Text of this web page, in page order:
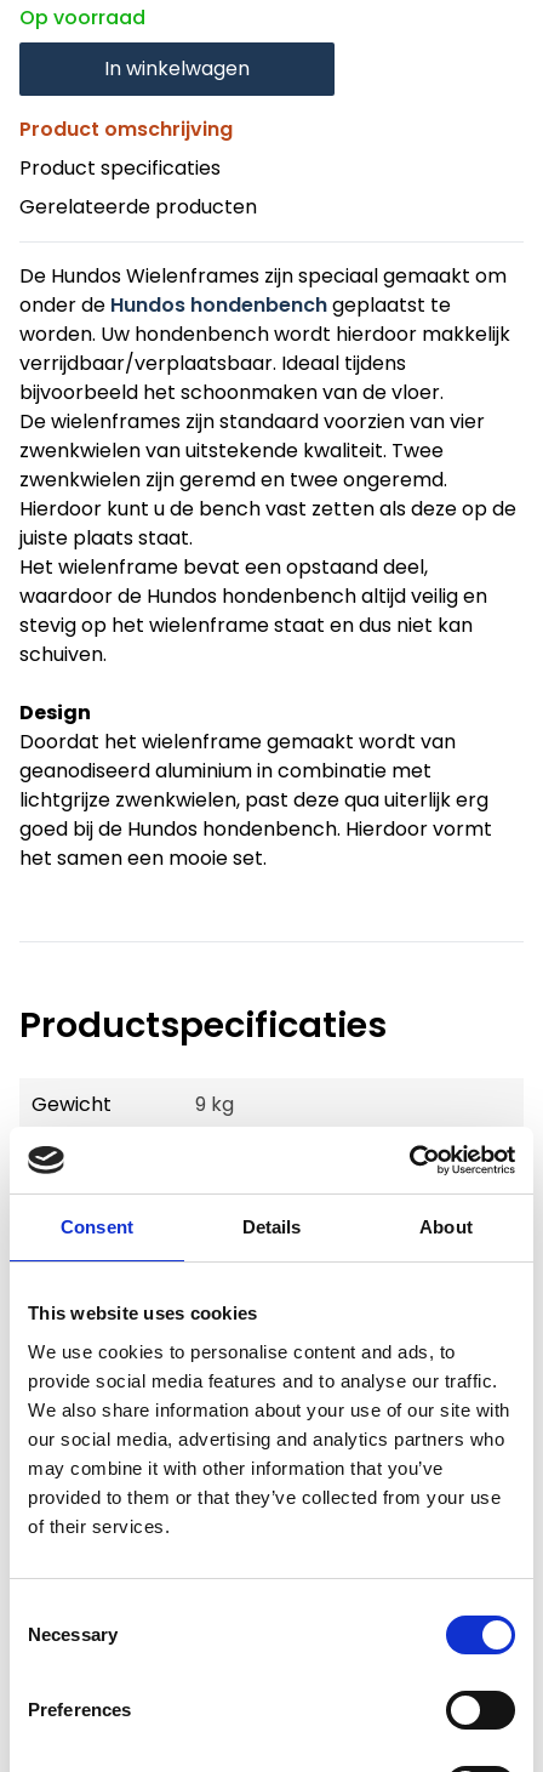
Consent Details About
This website uses cookies
We use cookies to personalise content and ads, to
provide social media features and to analyse our traffic.
We also share information about your use of our site with
our social media, advertising and analytics partners who
may combine it with other information that you’ve
provided to them or that they’ve collected from your use
of their services.
Selection
Necessary
Preferences
Op voorraad
In winkelwagen
Product omschrijving
Product specificaties
Gerelateerde producten
De Hundos Wielenframes zijn speciaal gemaakt om
onder de Hundos hondenbenchgeplaatst te
worden. Uw hondenbench wordt hierdoor makkelijk
verrijdbaar/verplaatsbaar. Ideaal tijdens
bijvoorbeeld het schoonmaken van de vloer.
De wielenframes zijn standaard voorzien van vier
zwenkwielen van uitstekende kwaliteit. Twee
zwenkwielen zijn geremd en twee ongeremd.
Hierdoor kunt u de bench vast zetten als deze op de
juiste plaats staat.
Het wielenframe bevat een opstaand deel,
waardoor de Hundos hondenbench altijd veilig en
stevig op het wielenframe staat en dus niet kan
schuiven.
Design
Doordat het wielenframe gemaakt wordt van
geanodiseerd aluminium in combinatie met
lichtgrijze zwenkwielen, past deze qua uiterlijk erg
goed bij de Hundos hondenbench. Hierdoor vormt
het samen een mooie set.
Productspecificaties
Gewicht
9 kg
Voorraad
EAN
9505121784576
Merk: Hundos
Hundos Wielenframe voor
Hondenbench maat L
verzonden